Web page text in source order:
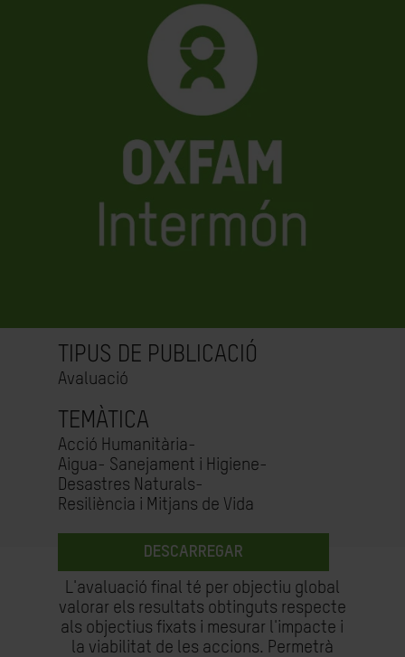
TIPUS DE PUBLICACIÓ
Avaluació
TEMÀTICA
Acció Humanitària-
Aigua- Sanejament i Higiene-
Desastres Naturals-
Resiliència i Mitjans de Vida
DESCARREGAR
L'avaluació final té per objectiu global
valorar els resultats obtinguts respecte
als objectius fixats i mesurar l'impacte i
la viabilitat de les accions. Permetrà